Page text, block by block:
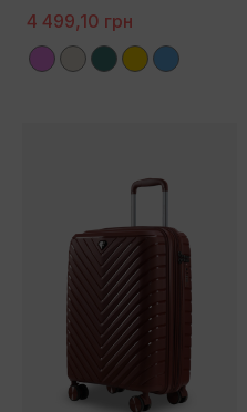
4 499,10 грн
VioletChampagne
GreenGoldBlue